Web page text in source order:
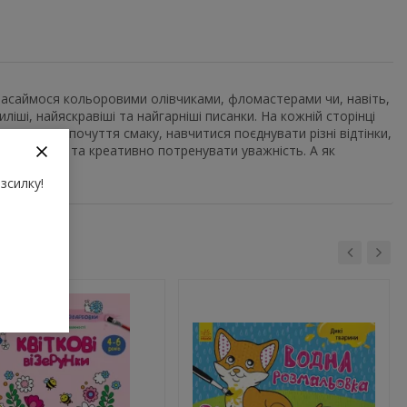
кольоровими олівчиками, фломастерами чи, навіть,
найяскравіші та найгарніші писанки. На кожній сторінці
почуття смаку, навчитися поєднувати різні відтінки,
та креативно потренувати уважність. А як